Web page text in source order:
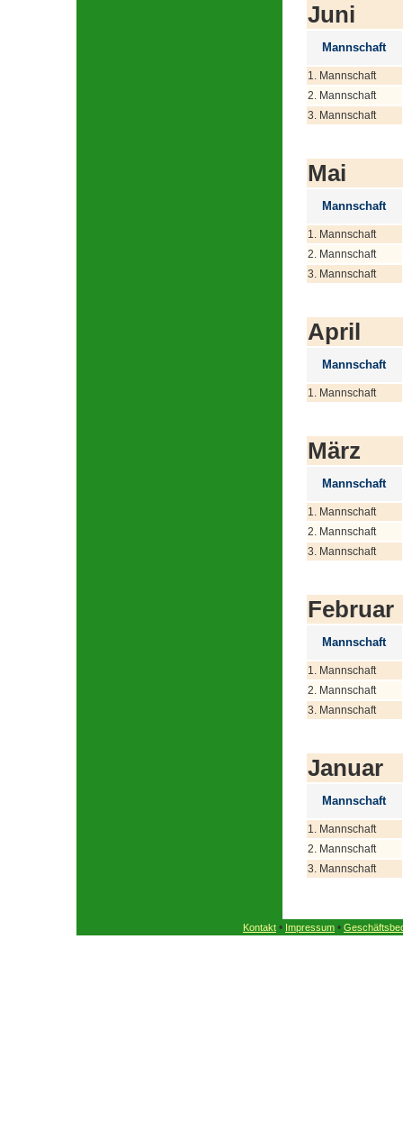
Juni
Mannschaft
1. Mannschaft
2. Mannschaft
3. Mannschaft
Mai
Mannschaft
1. Mannschaft
2. Mannschaft
3. Mannschaft
April
Mannschaft
1. Mannschaft
März
Mannschaft
1. Mannschaft
2. Mannschaft
3. Mannschaft
Februar
Mannschaft
1. Mannschaft
2. Mannschaft
3. Mannschaft
Januar
Mannschaft
1. Mannschaft
2. Mannschaft
3. Mannschaft
Kontakt • Impressum •